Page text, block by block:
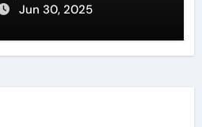
Jun 30, 2025